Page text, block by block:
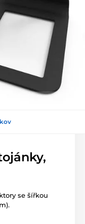
se šířkou